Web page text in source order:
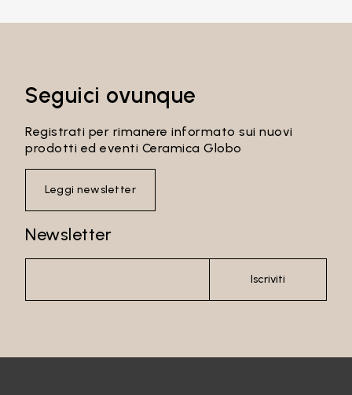
Accedi
Recupera password
Seguici ovunque
Registrati per rimanere informato sui nuovi
prodotti ed eventi Ceramica Globo
Leggi newsletter
Newsletter
Iscriviti